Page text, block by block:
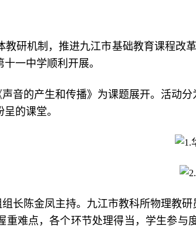
研机制，推进九江市基础教育课程改
一中学顺利开展。
音的产生和传播》为课题展开。活动分
的课堂。
长陈金凤主持。九江市教科所物理教
重难点，各个环节处理得当，学生参